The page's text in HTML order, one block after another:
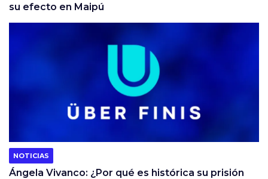
su efecto en Maipú
NOTICIAS
Ángela Vivanco: ¿Por qué es histórica su prisión